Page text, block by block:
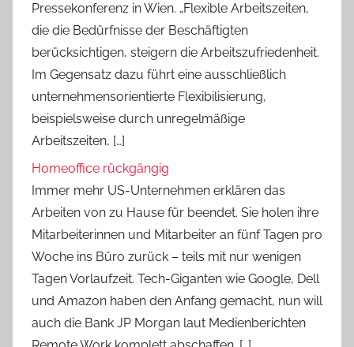
Pressekonferenz in Wien. „Flexible Arbeitszeiten,
die die Bedürfnisse der Beschäftigten
berücksichtigen, steigern die Arbeitszufriedenheit.
Im Gegensatz dazu führt eine ausschließlich
unternehmensorientierte Flexibilisierung,
beispielsweise durch unregelmäßige
Arbeitszeiten, […]
Homeoffice rückgängig
Immer mehr US-Unternehmen erklären das
Arbeiten von zu Hause für beendet. Sie holen ihre
Mitarbeiterinnen und Mitarbeiter an fünf Tagen pro
Woche ins Büro zurück – teils mit nur wenigen
Tagen Vorlaufzeit. Tech-Giganten wie Google, Dell
und Amazon haben den Anfang gemacht, nun will
auch die Bank JP Morgan laut Medienberichten